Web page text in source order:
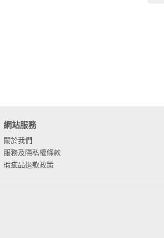
網站服務
關於我們
服務及隱私權條款
瑕疵品退款政策